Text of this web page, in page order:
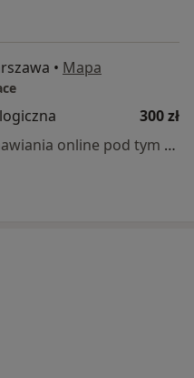
• Mapa
300 zł
Specjalista nie oferuje umawiania online pod tym adresem.